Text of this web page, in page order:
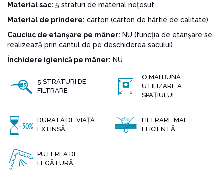
Material sac: 5 straturi de material nețesut
Material de prindere: carton (carton de hârtie de calitate)
Cauciuc de etanșare pe mâner: NU (funcția de etanșare se
realizează prin cantul de pe deschiderea sacului)
Închidere igienică pe mâner: NU
5 STRATURI DE
FILTRARE
O MAI BUNĂ
UTILIZARE A
SPAȚIULUI
DURATĂ DE VIAȚĂ
EXTINSĂ
FILTRARE MAI
EFICIENTĂ
PUTEREA DE
LEGĂTURĂ